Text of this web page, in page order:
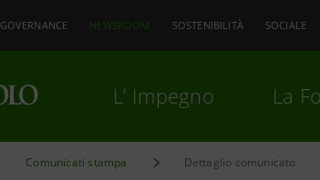
GOVERNANCE NEWSROOM SOSTENIBILITÀ SOCIALE
L’ Impegno La
Comunicati stampa Dettaglio comunicato